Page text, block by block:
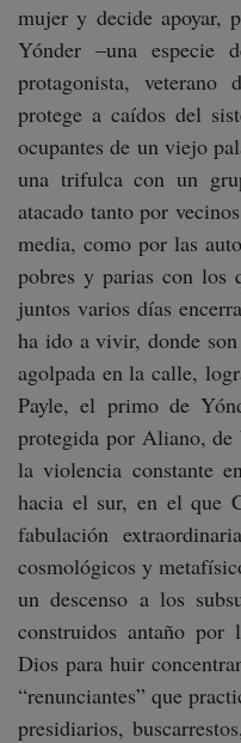
mujer y decide apoyar,
Yónder –una especie
protagonista,
protege a caídos del
ocupantes de un viejo
una trifulca con un
atacado tanto por
media, como por las
pobres y parias con los
juntos varios días
ha ido a vivir, donde
agolpada en la calle,
Payle, el primo de
protegida por Aliano, de
la violencia constante
hacia el sur, en el que
fabulación
cosmológicos y
un descenso a los
construidos antaño
Dios para huir
“renunciantes” que
presidiarios,